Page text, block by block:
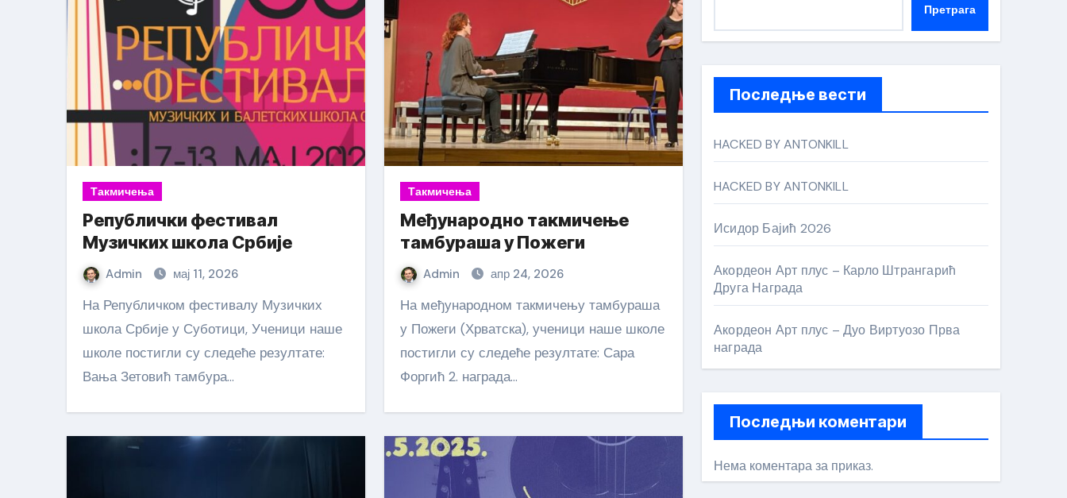
Такмичења
Републички фестивал
Музичких школа Србије
Admin мај 11, 2026
На Републичком фестивалу Музичких
школа Србије у Суботици, Ученици наше
школе постигли су следеће резултате:
Вања Зетовић тамбура…
Такмичења
Међународно такмичење
тамбураша у Пожеги
Admin апр 24, 2026
На међународном такмичењу тамбураша
у Пожеги (Хрватска), ученици наше школе
постигли су следеће резултате: Сара
Форгић 2. награда…
Претрага
Последње вести
HACKED BY ANTONKILL
HACKED BY ANTONKILL
Исидор Бајић 2026
Акордеон Арт плус – Карло Штрангарић
Друга Награда
Акордеон Арт плус – Дуо Виртуозо Прва
награда
Последњи коментари
Нема коментара за приказ.